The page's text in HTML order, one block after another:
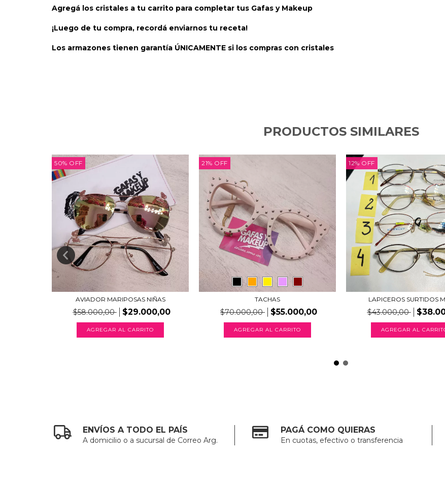
Agregá los cristales a tu carrito para completar tus Gafas y Makeup
¡Luego de tu compra, recordá enviarnos tu receta!
Los armazones tienen garantía ÚNICAMENTE si los compras con cristales
PRODUCTOS SIMILARES
50% OFF
AVIADOR MARIPOSAS NIÑAS
$58.000,00 $29.000,00
AGREGAR AL CARRITO
21% OFF
TACHAS
$70.000,00 $55.000,00
AGREGAR AL CARRITO
12% OFF
LAPICEROS SURTIDOS
$43.000,00
AGREGAR AL
ENVÍOS A TODO EL PAÍS
A domicilio o a sucursal de Correo Arg.
PAGÁ COMO QUIERAS
En cuotas, efectivo o transferencia